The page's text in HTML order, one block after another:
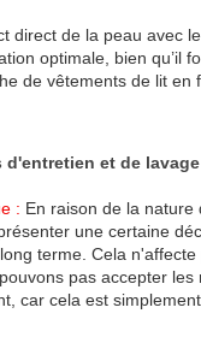
direct de la peau avec
optimale, bien qu’il
de vêtements de lit en
d'entretien et de lavage
: En raison de la
une certaine
terme. Cela
pas accepter
car cela est